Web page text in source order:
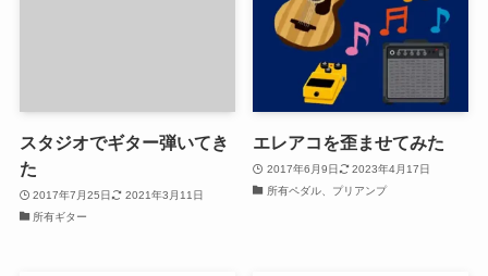
スタジオでギター弾いてき
た
2017年7月25日
2021年3月11日
所有ギター
エレアコを歪ませてみた
2017年6月9日
2023年4月17日
所有ペダル、プリアンプ